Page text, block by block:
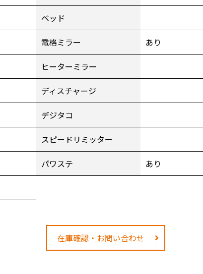
ベッド
電格ミラー あり
ヒーターミラー
ディスチャージ
デジタコ
スピードリミッター
パワステ あり
在庫確認・お問い合わせ